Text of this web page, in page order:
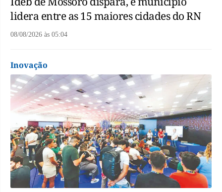
lidera entre as 15 maiores cidades do RN
08/08/2026 às 05:04
Inovação